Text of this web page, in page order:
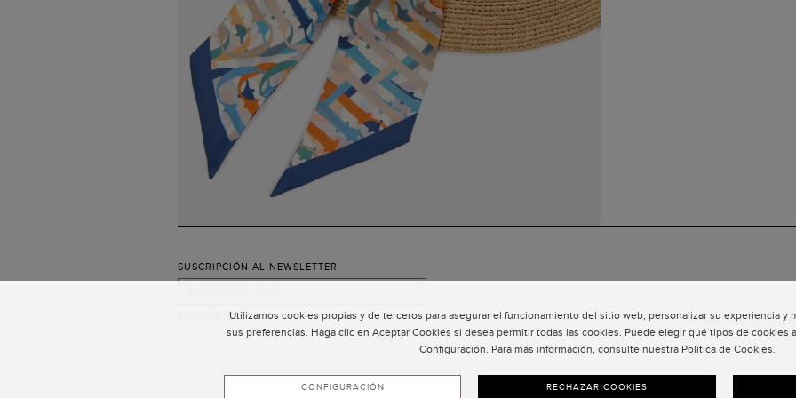
Utilizamos cookies propias y de terceros para asegurar el funcionamiento del sitio web, personalizar su experiencia y
sus preferencias. Haga clic en Aceptar Cookies si desea permitir todas las cookies. Puede elegir qué tipos de cookies
Configuración. Para más información, consulte nuestra Política de Cookies.
CONFIGURACIÓN RECHAZAR COOKIES
ATENCIÓN AL
SUSCRIPCIÓN AL NEWSLETTER
SUSCRIBIRSE